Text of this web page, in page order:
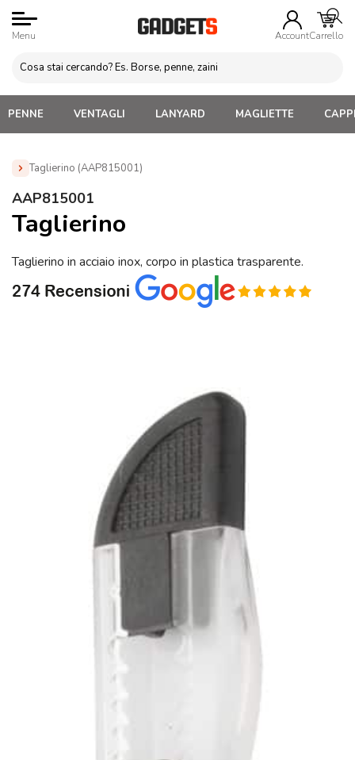
Menu AccountCarrello
PENNE VENTAGLI LANYARD MAGLIETTE
Taglierino (AAP815001)
Home » Gadget da Ufficio
AAP815001
Taglierino
Taglierino in acciaio inox, corpo in plastica trasparente.